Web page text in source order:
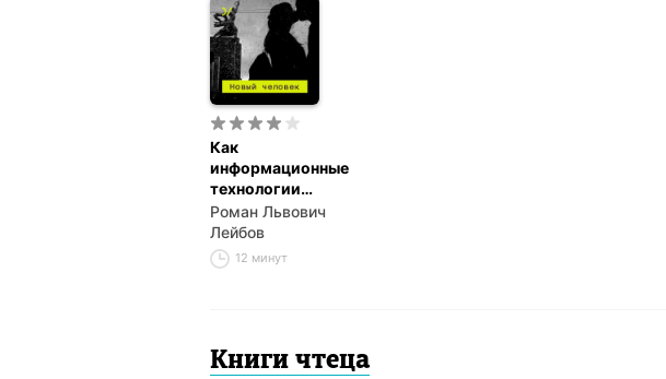
Как
информационные
технологии
изменили нашу
жизнь
Роман Львович
Лейбов
12 минут
Книги чтеца